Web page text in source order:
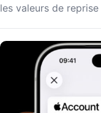
les valeurs de